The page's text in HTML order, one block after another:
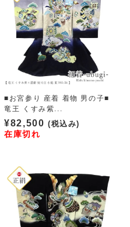
■お宮参り 産着 着物 男の子■
竜王 くすみ紫...
¥82,500 (税込み)
在庫切れ